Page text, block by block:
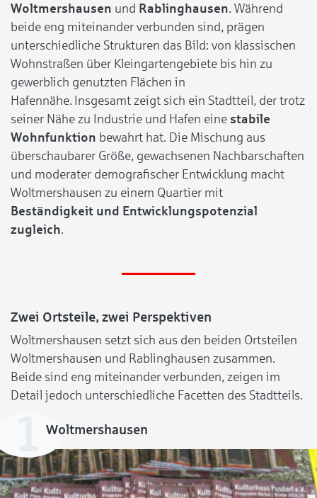
Woltmershausen und Rablinghausen. Während
beide eng miteinander verbunden sind, prägen
unterschiedliche Strukturen das Bild: von klassischen
Wohnstraßen über Kleingartengebiete bis hin zu
gewerblich genutzten Flächen in
Hafennähe. Insgesamt zeigt sich ein Stadtteil, der trotz
seiner Nähe zu Industrie und Hafen eine stabile
Wohnfunktion bewahrt hat. Die Mischung aus
überschaubarer Größe, gewachsenen Nachbarschaften
und moderater demografischer Entwicklung macht
Woltmershausen zu einem Quartier mit
Beständigkeit und Entwicklungspotenzial
zugleich.
Zwei Ortsteile, zwei Perspektiven
Woltmershausen setzt sich aus den beiden Ortsteilen
Woltmershausen und Rablinghausen zusammen.
Beide sind eng miteinander verbunden, zeigen im
Detail jedoch unterschiedliche Facetten des Stadtteils.
Woltmershausen